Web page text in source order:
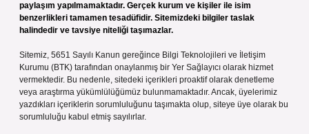
paylaşım yapılmamaktadır. Gerçek kurum ve kişiler ile isim
benzerlikleri tamamen tesadüfidir. Sitemizdeki bilgiler taslak
halindedir ve tavsiye niteliği taşımazlar.
Sitemiz, 5651 Sayılı Kanun gereğince Bilgi Teknolojileri ve İletişim
Kurumu (BTK) tarafından onaylanmış bir Yer Sağlayıcı olarak hizmet
vermektedir. Bu nedenle, sitedeki içerikleri proaktif olarak denetleme
veya araştırma yükümlülüğümüz bulunmamaktadır. Ancak, üyelerimiz
yazdıkları içeriklerin sorumluluğunu taşımakta olup, siteye üye olarak bu
sorumluluğu kabul etmiş sayılırlar.